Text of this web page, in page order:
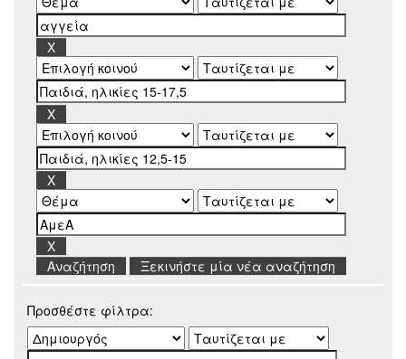
Ξεκινήστε μία νέα αναζήτηση
Προσθέστε φίλτρα: